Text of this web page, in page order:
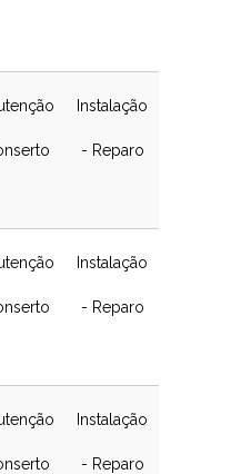
Instalação
- Reparo
Instalação
- Reparo
Instalação
- Reparo